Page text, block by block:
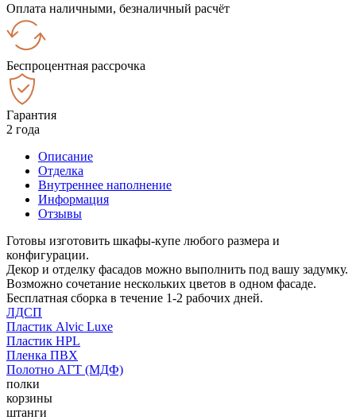
Оплата наличными, безналичный расчёт
Беспроцентная рассрочка
Гарантия
2 года
Описание
Отделка
Внутреннее наполнение
Информация
Отзывы
Готовы изготовить шкафы-купе любого размера и
конфигурации.
Декор и отделку фасадов можно выполнить под вашу задумку.
Возможно сочетание нескольких цветов в одном фасаде.
Бесплатная сборка в течение 1-2 рабочих дней.
ЛДСП
Пластик Alvic Luxe
Пластик HPL
Пленка ПВХ
Полотно АГТ (МДФ)
полки
корзины
штанги